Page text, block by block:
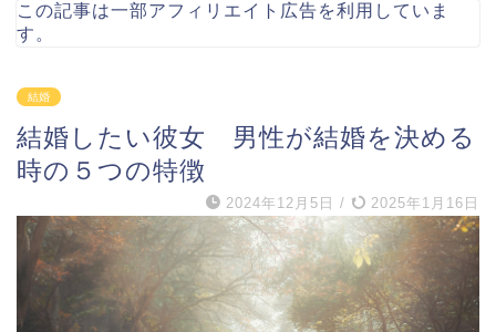
この記事は一部アフィリエイト広告を利用していま
す。
結婚
結婚したい彼女 男性が結婚を決める
時の５つの特徴
2024年12月5日 / 2025年1月16日